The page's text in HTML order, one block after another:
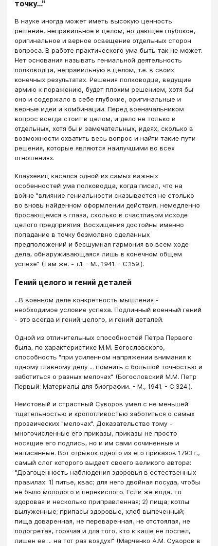
точку..."
В науке иногда может иметь высокую ценность
решение, неправильное в целом, но дающее глубокое,
оригинальное и верное освещение отдельных сторон
вопроса. В работе практического ума быть так не может.
Нет основания называть гениальной деятельность
полководца, неправильную в целом, т.е. в своих
конечных результатах. Решения полководца, ведущие
армию к поражению, будет плохим решением, хотя бы
оно и содержало в себе глубокие, оригинальные и
верные идеи и комбинации. Перед военачальником
вопрос всегда стоит в целом, и дело не только в
отдельных, хотя бы и замечательных, идеях, сколько в
возможности охватить весь вопрос и найти такие пути
решения, которые являются наилучшими во всех
отношениях.
Клаузевиц касался одной из самых важных
особенностей ума полководца, когда писал, что на
войне "влияние гениальности сказывается не столько
во вновь найденном оформлении действия, немедленно
бросающемся в глаза, сколько в счастливом исходе
целого предприятия. Восхищения достойны именно
попадание в точку безмолвно сделанных
предположений и бесшумная гармония во всем ходе
дела, обнаруживающаяся лишь в конечном общем
успехе" (Там же. - т.1. - М., 1941. - С.159.).
Гений целого и гений деталей
...В военном деле конкретность мышления -
необходимое условие успеха. Подлинный военный гений
- это всегда и гений целого, и гений деталей.
Одной из отличительных способностей Петра Первого
была, по характеристике М.М. Богословского,
способность "при усиленном напряжении внимания к
одному главному делу ... помнить с большой точностью и
заботиться о разных мелочах" (Богословский М.М. Петр
Первый: Материалы для биографии. - М., 1941. - С.324.).
Неистовый и страстный Суворов умел с не меньшей
тщательностью и кропотливостью заботиться о самых
прозаических "мелочах". Доказательство тому -
многочисленные его приказы, приказы не просто
носящие его подпись, но и им сами сочиненные и
написанные. Вот отрывок одного из его приказов 1793 г.,
самый слог которого выдает своего великого автора:
"Драгоценность наблюдения здоровья в естественных
правилах: 1) питье, квас; для него двойная посуда, чтобы
не было молодого и перекислого. Если же вода, то
здоровая и несколько приправленная; 2) пища; котлы
вылуженные; припасы здоровые, хлеб выпеченный;
пища доваренная, не переваренная, не отстоялая, не
подогретая, горячая и для того, кто к каше не поспел,
лишен ее ... на тот раз воздух!" (Марченко А.М. Суворов в